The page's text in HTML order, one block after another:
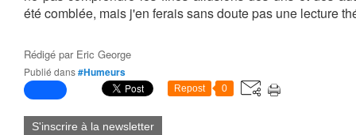
été comblée, mais j'en ferais sans doute pas une lecture
Rédigé par Eric George
Publié dans#Humeurs
Repost 0
S'inscrire à la newsletter